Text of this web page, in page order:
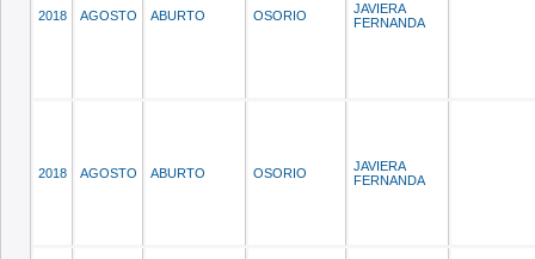
2018 AGOSTO ABURTO OSORIO
JAVIERA
FERNANDA
2018 AGOSTO ABURTO OSORIO
JAVIERA
FERNANDA